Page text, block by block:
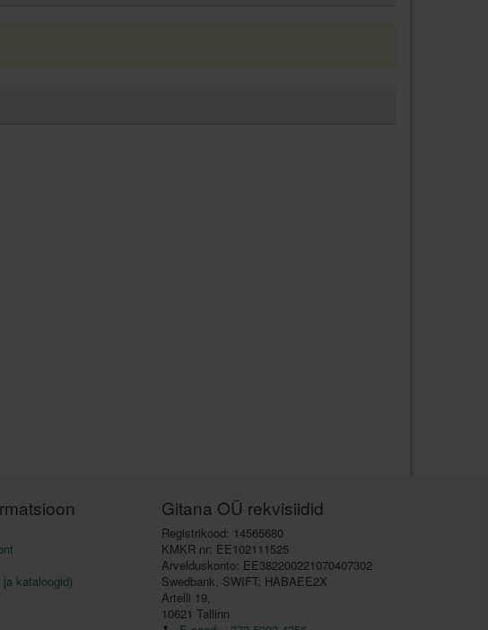
kataloogid)
Gitana OÜ rekvisiidid
Registrikood: 14565680
KMKR nr: EE102111525
Arvelduskonto: EE382200221070407302
Swedbank, SWIFT: HABAEE2X
Artelli 19,
10621 Tallinn